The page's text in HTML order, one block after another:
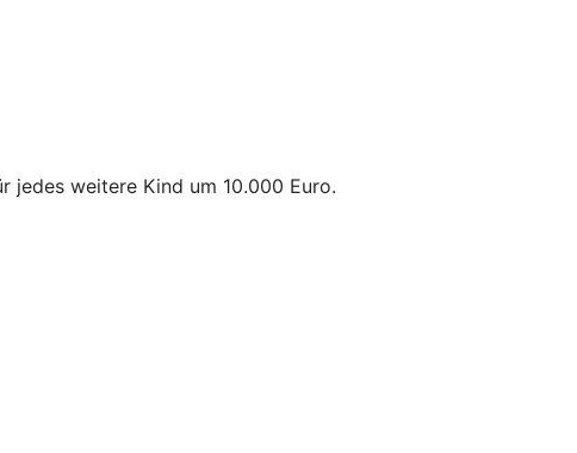
jedes weitere Kind um 10.000 Euro.